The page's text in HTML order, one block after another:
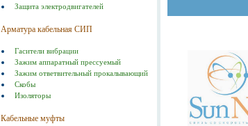
Защита электродвигателей
Арматура кабельная СИП
Гасители вибрации
Зажим аппаратный прессуемый
Зажим ответвительный прокалывающий
Скобы
Изоляторы
Кабельные муфты